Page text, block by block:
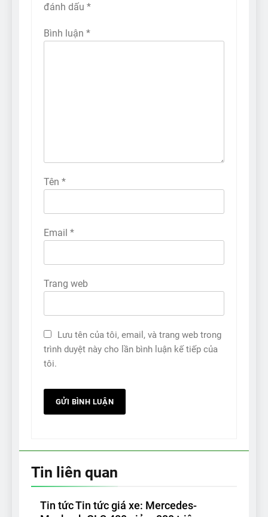
đánh dấu *
Bình luận *
Tên *
Email *
Trang web
Lưu tên của tôi, email, và trang web trong
trình duyệt này cho lần bình luận kế tiếp của
tôi.
Tin liên quan
Tin tức Tin tức giá xe: Mercedes-